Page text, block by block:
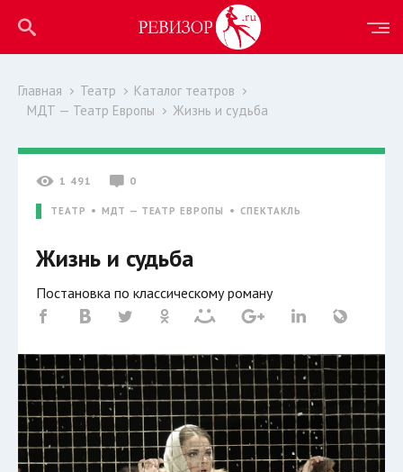
Главная Театр
Каталог театров
МДТ — Театр Европы
Жизнь и судьба
1 491 0
ТЕАТР МДТ — ТЕАТР ЕВРОПЫ СПЕКТАКЛЬ
Жизнь и судьба
Постановка по классическому роману